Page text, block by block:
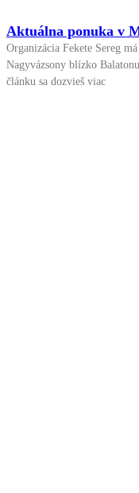
Aktuálna ponuka v
Organizácia Fekete Sereg
Nagyvázsony blízko
článku sa dozvieš viac